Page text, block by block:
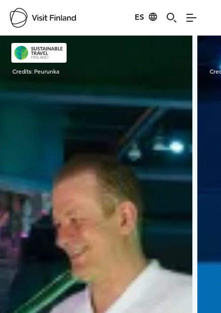
ES
Visit Finland
Credits: Peurunka